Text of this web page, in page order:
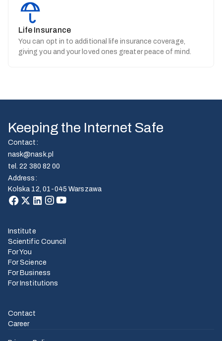
Life Insurance
You can opt in to additional life insurance coverage,
giving you and your loved ones greater peace of mind.
Keeping the Internet Safe
Contact :
nask@nask.pl
tel.22 380 82 00
Address :
Kolska 12, 01-045 Warszawa
Institute
Scientific Council
For You
For Science
For Business
For Institutions
Contact
Career